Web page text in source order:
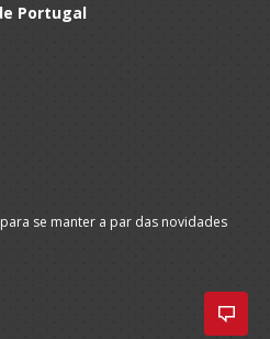
Portugal
se manter a par das novidades